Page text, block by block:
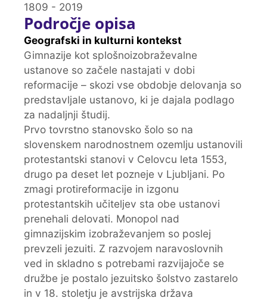
1809 - 2019
Področje opisa
Geografski in kulturni kontekst
Gimnazije kot splošnoizobraževalne
ustanove so začele nastajati v dobi
reformacije – skozi vse obdobje delovanja so
predstavljale ustanovo, ki je dajala podlago
za nadaljnji študij.
Prvo tovrstno stanovsko šolo so na
slovenskem narodnostnem ozemlju ustanovili
protestantski stanovi v Celovcu leta 1553,
drugo pa deset let pozneje v Ljubljani. Po
zmagi protireformacije in izgonu
protestantskih učiteljev sta obe ustanovi
prenehali delovati. Monopol nad
gimnazijskim izobraževanjem so poslej
prevzeli jezuiti. Z razvojem naravoslovnih
ved in skladno s potrebami razvijajoče se
družbe je postalo jezuitsko šolstvo zastarelo
in v 18. stoletju je avstrijska država